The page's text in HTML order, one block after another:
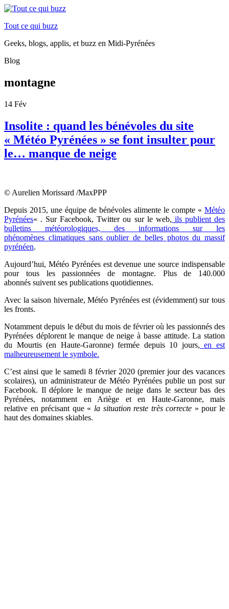
Tout ce qui buzz
Geeks, blogs, applis, et buzz en Midi-Pyrénées
Blog
montagne
14 Fév
Insolite : quand les bénévoles du site
« Météo Pyrénées » se font insulter pour
le… manque de neige
© Aurelien Morissard /MaxPPP
Depuis 2015, une équipe de bénévoles alimente le compte « Météo
Pyrénées« . Sur Facebook, Twitter ou sur le web, ils publient des
bulletins météorologiques, des informations sur les
phénomènes climatiques sans oublier de belles photos du massif
pyrénéen.
Aujourd’hui, Météo Pyrénées est devenue une source indispensable
pour tous les passionnées de montagne. Plus de 140.000
abonnés suivent ses publications quotidiennes.
Avec la saison hivernale,Météo Pyrénées est (évidemment) sur tous
les fronts.
Notamment depuis le début du mois de février où les passionnés des
Pyrénées déplorent le manque de neige à basse attitude. La station
du Mourtis (en Haute-Garonne) fermée depuis 10 jours, en est
malheureusement le symbole.
C’est ainsi que le samedi 8 février 2020 (premier jour des vacances
scolaires), un administrateur deMétéo Pyrénées publie un post sur
Facebook. Il déplore le manque de neige dans le secteur bas des
Pyrénées, notamment en Ariège et en Haute-Garonne, mais
relative en précisant que « la situation reste très correcte » pour le
haut des domaines skiables.